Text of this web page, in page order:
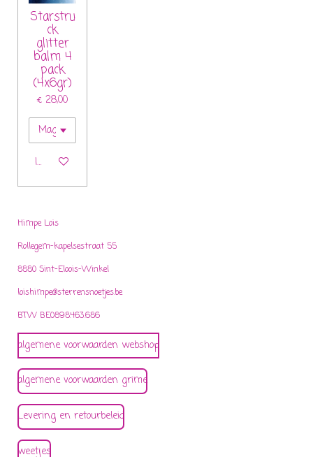
Starstru
ck
glitter
balm 4
pack
(4x6gr)
€ 28,00
In winkelwagen
Himpe Lois
Rollegem-kapelsestraat 55
8880 Sint-Eloois-Winkel
loishimpe@sterrensnoetjes.be
BTW BE0898.463.686
algemene voorwaarden webshop
algemene voorwaarden grime
Levering en retourbeleid
weetjes